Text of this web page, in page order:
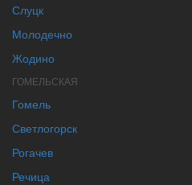
Слуцк
Молодечно
Жодино
ГОМЕЛЬСКАЯ
Гомель
Светлогорск
Рогачев
Речица